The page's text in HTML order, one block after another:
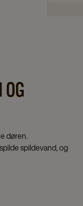
døren.
spildevand, og